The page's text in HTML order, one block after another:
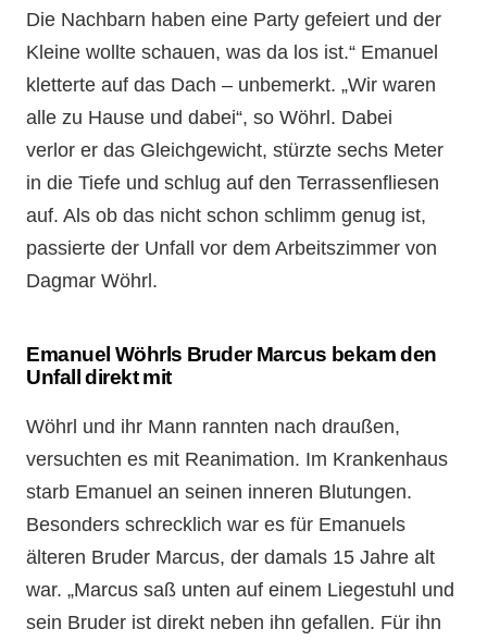
Die Nachbarn haben eine Party gefeiert und der
Kleine wollte schauen, was da los ist.“ Emanuel
kletterte auf das Dach – unbemerkt. „Wir waren
alle zu Hause und dabei“, so Wöhrl. Dabei
verlor er das Gleichgewicht, stürzte sechs Meter
in die Tiefe und schlug auf den Terrassenfliesen
auf. Als ob das nicht schon schlimm genug ist,
passierte der Unfall vor dem Arbeitszimmer von
Dagmar Wöhrl.
Emanuel Wöhrls Bruder Marcus bekam den
Unfall direkt mit
Wöhrl und ihr Mann rannten nach draußen,
versuchten es mit Reanimation. Im Krankenhaus
starb Emanuel an seinen inneren Blutungen.
Besonders schrecklich war es für Emanuels
älteren Bruder Marcus, der damals 15 Jahre alt
war. „Marcus saß unten auf einem Liegestuhl und
sein Bruder ist direkt neben ihn gefallen. Für ihn